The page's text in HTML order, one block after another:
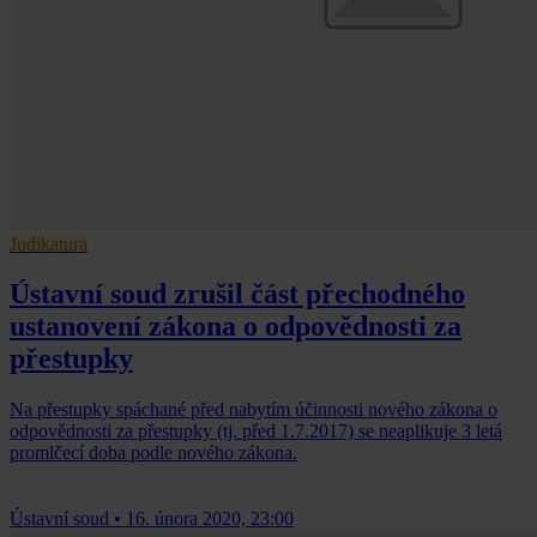
Judikatura
Ústavní soud zrušil část přechodného
ustanovení zákona o odpovědnosti za
přestupky
Na přestupky spáchané před nabytím účinnosti nového zákona o
odpovědnosti za přestupky (tj. před 1.7.2017) se neaplikuje 3 letá
promlčecí doba podle nového zákona.
Ústavní soud • 16. února 2020, 23:00